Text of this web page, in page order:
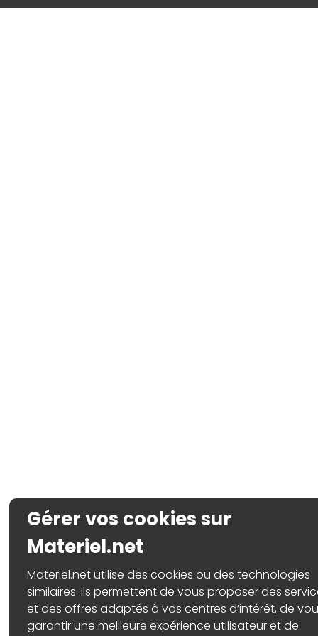
Gérer vos cookies sur
Materiel.net
Materiel.net utilise des cookies ou des technologies
similaires. Ils permettent de vous proposer des
et des offres adaptés à vos centres d’intérêt, de
garantir une meilleure expérience utilisateur et de